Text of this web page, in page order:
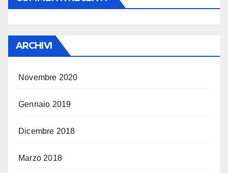
ARCHIVI
Novembre 2020
Gennaio 2019
Dicembre 2018
Marzo 2018